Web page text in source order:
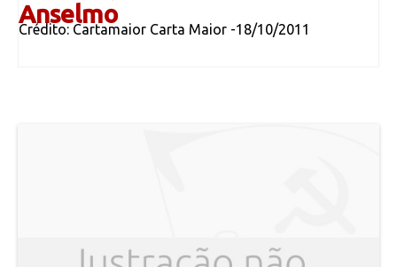
Anselmo
Crédito: Cartamaior Carta Maior -18/10/2011